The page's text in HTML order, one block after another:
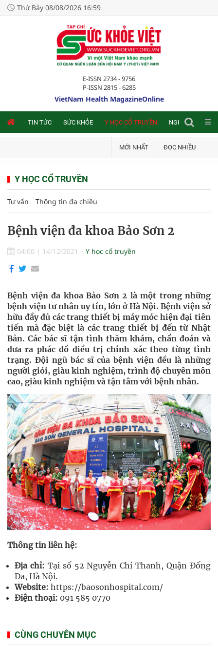
Thứ Bảy 08/08/2026 16:59
E-ISSN 2734 - 9756
P-ISSN 2815 - 6285
VietNam Health MagazineOnline
TIN TỨC SỨC KHỎE Y HỌC CỔ TRUYỀN NGHIÊN CỨU
MỚI NHẤT ĐỌC NHIỀU
Y HỌC CỔ TRUYỀN
Tư vấn Thông tin đa chiều
Bệnh viện đa khoa Bảo Sơn 2
04:00 | 14/12/2021 Y học cổ truyền
Bệnh viện đa khoa Bảo Sơn 2 là một trong những
bệnh viện tư nhân uy tín, lớn ở Hà Nội. Bệnh viện sở
hữu đầy đủ các trang thiết bị máy móc hiện đại tiên
tiến mà đặc biệt là các trang thiết bị đến từ Nhật
Bản. Các bác sĩ tận tình thăm khám, chẩn đoán và
đưa ra phác đồ điều trị chính xác theo từng tình
trạng. Đội ngũ bác sĩ của bệnh viện đều là những
người giỏi, giàu kinh nghiệm, trình độ chuyên môn
cao, giàu kinh nghiệm và tận tâm với bệnh nhân.
Thông tin liên hệ:
Địa chỉ: Tại số 52 Nguyễn Chí Thanh, Quận Đống
Đa, Hà Nội.
Website: https://baosonhospital.com/
Điện thoại: 091 585 0770
CÙNG CHUYÊN MỤC